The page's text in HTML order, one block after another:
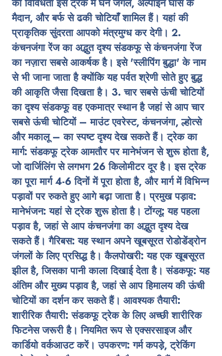
की विविधता इस ट्रेक में घने जंगल, अल्पाइन घास के
मैदान, और बर्फ से ढकी चोटियाँ शामिल हैं। यहां की
प्राकृतिक सुंदरता आपको मंत्रमुग्ध कर देगी। 2.
कंचनजंगा रेंज का अद्भुत दृश्य संडकफू से कंचनजंगा रेंज
का नज़ारा सबसे आकर्षक है। इसे 'स्लीपिंग बुद्धा' के नाम
से भी जाना जाता है क्योंकि यह पर्वत श्रेणी सोते हुए बुद्ध
की आकृति जैसा दिखता है। 3. चार सबसे ऊंची चोटियों
का दृश्य संडकफू वह एकमात्र स्थान है जहां से आप चार
सबसे ऊंची चोटियों – माउंट एवरेस्ट, कंचनजंगा, ल्होत्से
और मकालू – का स्पष्ट दृश्य देख सकते हैं। ट्रेक का
मार्ग: संडकफू ट्रेक आमतौर पर मानेभंजन से शुरू होता है,
जो दार्जिलिंग से लगभग 26 किलोमीटर दूर है। इस ट्रेक
का पूरा मार्ग 4-6 दिनों में पूरा होता है, और मार्ग में विभिन्न
पड़ावों पर रुकते हुए आगे बढ़ा जाता है। प्रमुख पड़ाव:
मानेभंजन: यहां से ट्रेक शुरू होता है। टोंग्लू: यह पहला
पड़ाव है, जहां से आप कंचनजंगा का अद्भुत दृश्य देख
सकते हैं। गैरिबस: यह स्थान अपने खूबसूरत रोडोडेंड्रोन
जंगलों के लिए प्रसिद्ध है। कैलपोखरी: यह एक खूबसूरत
झील है, जिसका पानी काला दिखाई देता है। संडकफू: यह
अंतिम और मुख्य पड़ाव है, जहां से आप हिमालय की ऊंची
चोटियों का दर्शन कर सकते हैं। आवश्यक तैयारी:
शारीरिक तैयारी: संडकफू ट्रेक के लिए अच्छी शारीरिक
फिटनेस जरूरी है। नियमित रूप से एक्सरसाइज और
कार्डियो वर्कआउट करें। उपकरण: गर्म कपड़े, ट्रेकिंग